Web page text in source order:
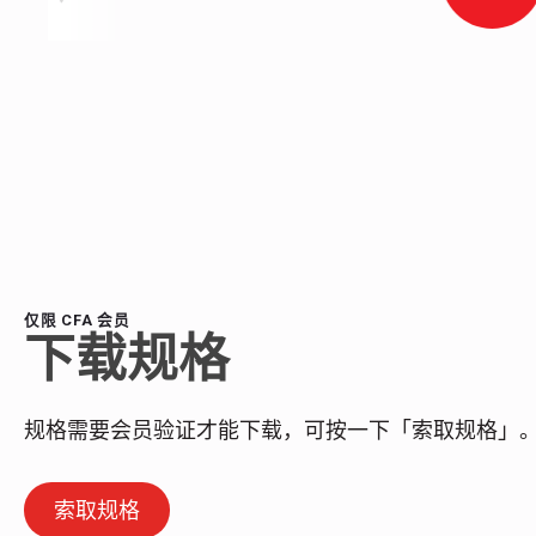
仅限 CFA 会员
下载规格
规格需要会员验证才能下载，可按一下「索取规格」
索取规格